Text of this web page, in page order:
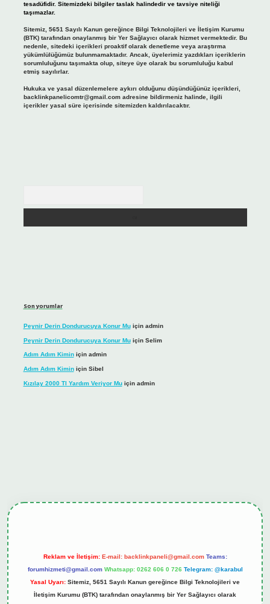
tesadüfidir. Sitemizdeki bilgiler taslak halindedir ve tavsiye niteliği
taşımazlar.
Sitemiz, 5651 Sayılı Kanun gereğince Bilgi Teknolojileri ve İletişim Kurumu
(BTK) tarafından onaylanmış bir Yer Sağlayıcı olarak hizmet vermektedir. Bu
nedenle, sitedeki içerikleri proaktif olarak denetleme veya araştırma
yükümlülüğümüz bulunmamaktadır. Ancak, üyelerimiz yazdıkları içeriklerin
sorumluluğunu taşımakta olup, siteye üye olarak bu sorumluluğu kabul
etmiş sayılırlar.
Hukuka ve yasal düzenlemelere aykırı olduğunu düşündüğünüz içerikleri,
backlinkpanelicomtr@gmail.comadresine bildirmeniz halinde, ilgili
içerikler yasal süre içerisinde sitemizden kaldırılacaktır.
Son yorumlar
Peynir Derin Dondurucuya Konur Muiçin admin
Peynir Derin Dondurucuya Konur Muiçin Selim
Adım Adım Kiminiçin admin
Adım Adım Kiminiçin Sibel
Kızılay 2000 Tl Yardım Veriyor Muiçin admin
Reklam ve İletişim: E-mail: backlinkpaneli@gmail.com Teams:
forumhizmeti@gmail.com Whatsapp: 0262 606 0 726 Telegram: @karabul
Yasal Uyarı: Sitemiz, 5651 Sayılı Kanun gereğince Bilgi Teknolojileri ve
İletişim Kurumu (BTK) tarafından onaylanmış bir Yer Sağlayıcı olarak